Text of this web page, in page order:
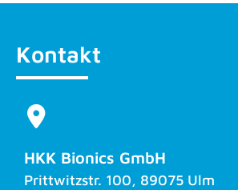
Kontakt
HKK Bionics GmbH
Prittwitzstr. 100, 89075 Ulm